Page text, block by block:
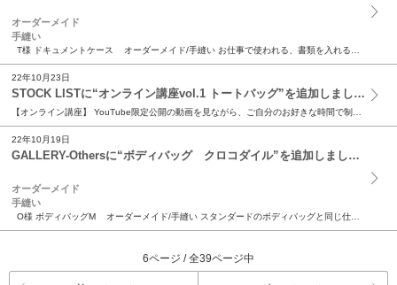
オーダーメイド
手縫い
22年10月23日
STOCK LISTに“オンライン講座vol.1 トートバッグ”を追加しました。
22年10月19日
GALLERY-Othersに“ボディバッグ クロコダイル”を追加しました。
オーダーメイド
手縫い
6ページ / 全39ページ中